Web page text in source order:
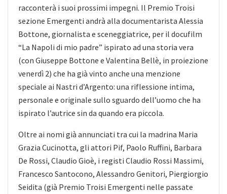
racconterà i suoi prossimi impegni. Il Premio Troisi
sezione Emergenti andrà alla documentarista Alessia
Bottone, giornalista e sceneggiatrice, per il docufilm
“La Napoli di mio padre” ispirato ad una storia vera
(con Giuseppe Bottone e Valentina Bellè, in proiezione
venerdì 2) che ha già vinto anche una menzione
speciale ai Nastri d’Argento: una riflessione intima,
personale e originale sullo sguardo dell’uomo che ha
ispirato l’autrice sin da quando era piccola.
Oltre ai nomi già annunciati tra cui la madrina Maria
Grazia Cucinotta, gli attori Pif, Paolo Ruffini, Barbara
De Rossi, Claudio Gioè, i registi Claudio Rossi Massimi,
Francesco Santocono, Alessandro Genitori, Piergiorgio
Seidita (già Premio Troisi Emergenti nelle passate